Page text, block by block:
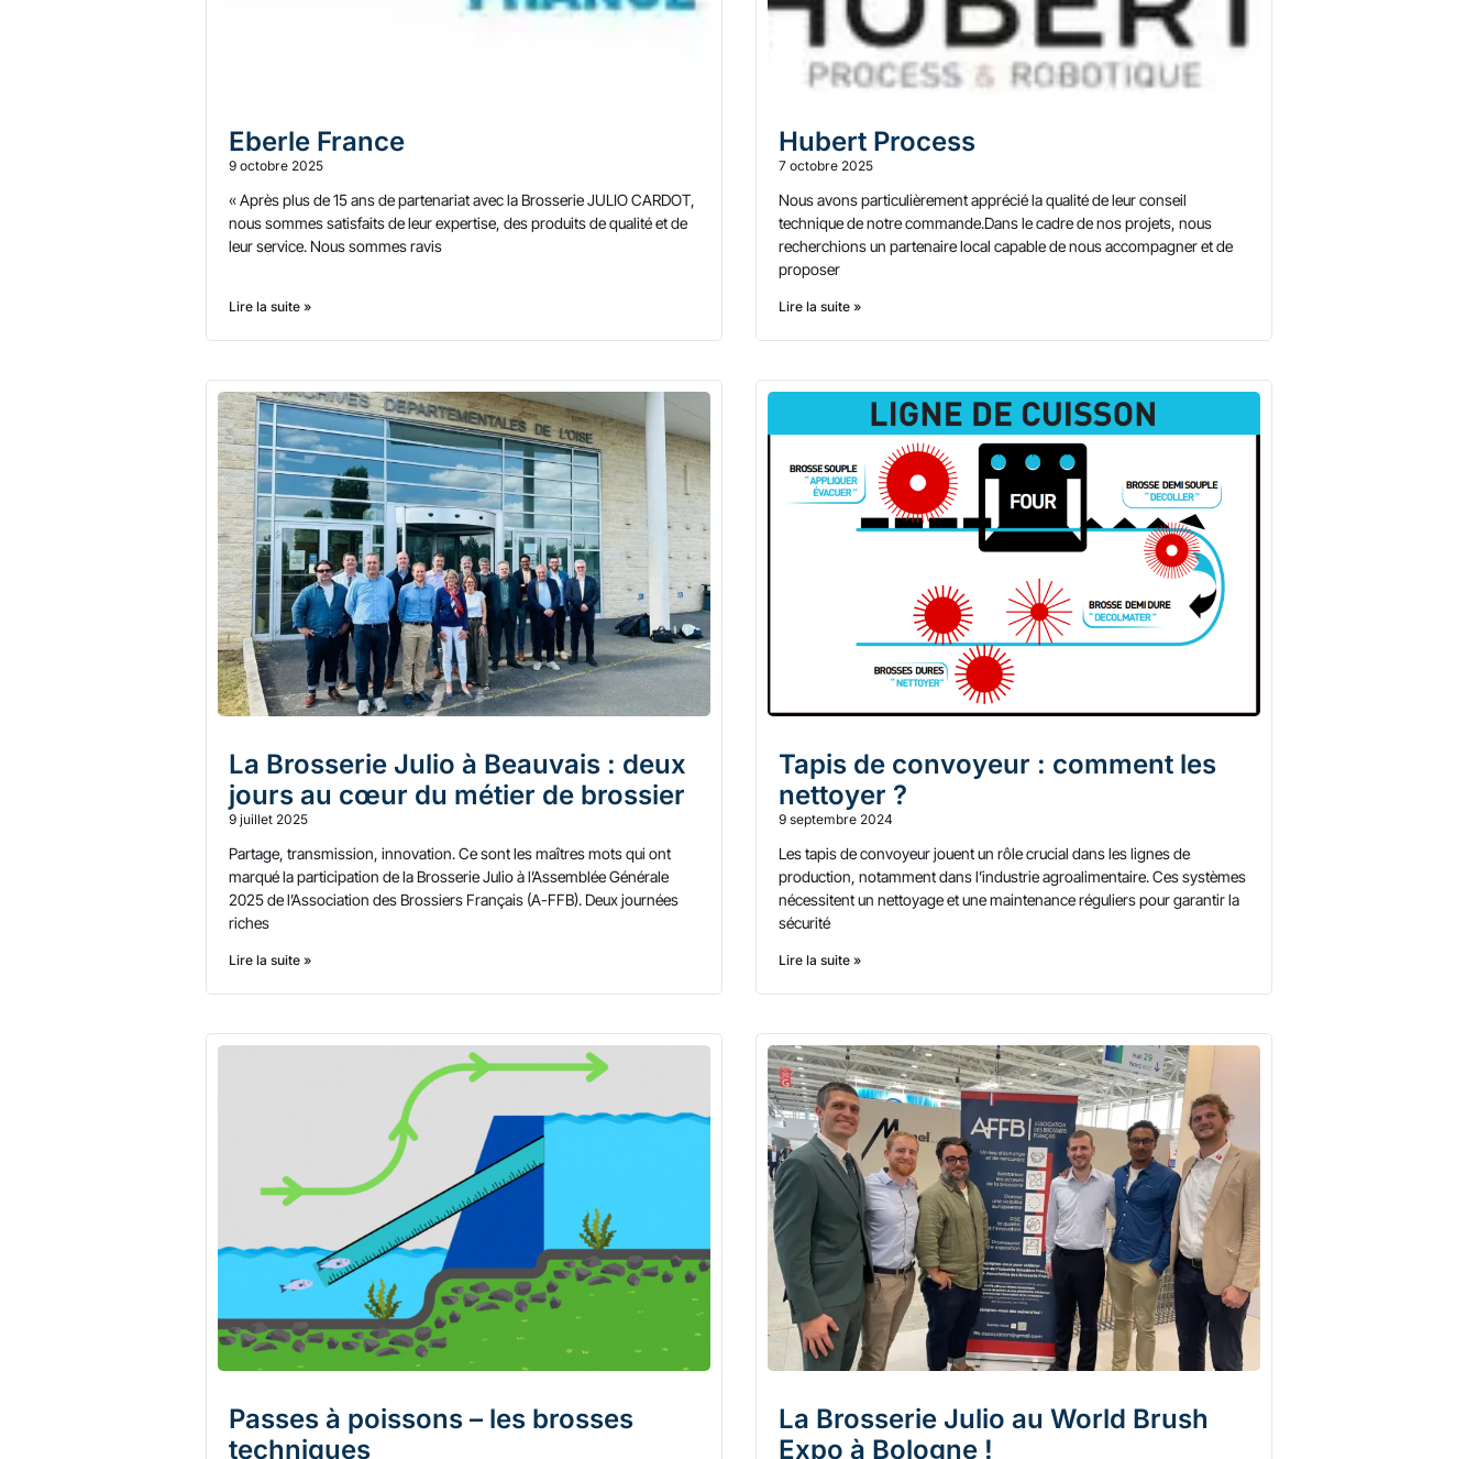
Eberle France
9 octobre 2025
« Après plus de 15 ans de partenariat avec la Brosserie JULIO CARDOT,
nous sommes satisfaits de leur expertise, des produits de qualité et de
leur service. Nous sommes ravis
Lire la suite »
Hubert Process
7 octobre 2025
Nous avons particulièrement apprécié la qualité de leur conseil
technique de notre commande.Dans le cadre de nos projets, nous
recherchions un partenaire local capable de nous accompagner et de
proposer
Lire la suite »
La Brosserie Julio à Beauvais : deux
jours au cœur du métier de brossier
9 juillet 2025
Partage, transmission, innovation. Ce sont les maîtres mots qui ont
marqué la participation de la Brosserie Julio à l’Assemblée Générale
2025 de l’Association des Brossiers Français (A-FFB). Deux journées
riches
Lire la suite »
Tapis de convoyeur : comment les
nettoyer ?
9 septembre 2024
Les tapis de convoyeur jouent un rôle crucial dans les lignes de
production, notamment dans l’industrie agroalimentaire. Ces systèmes
nécessitent un nettoyage et une maintenance réguliers pour garantir la
sécurité
Lire la suite »
Passes à poissons – les brosses
techniques
La Brosserie Julio au World Brush
Expo à Bologne !